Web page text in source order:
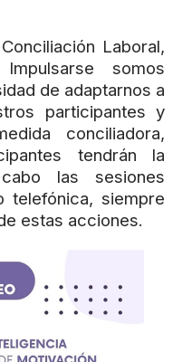
Laboral,
somos
de adaptarnos a
participantes y
conciliadora,
tendrán la
las sesiones
telefónica, siempre
estas acciones.